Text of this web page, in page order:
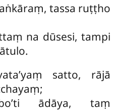
tassa ruṭṭho
na dūsesi, tampi
satto, rājā
ādāya, taṃ